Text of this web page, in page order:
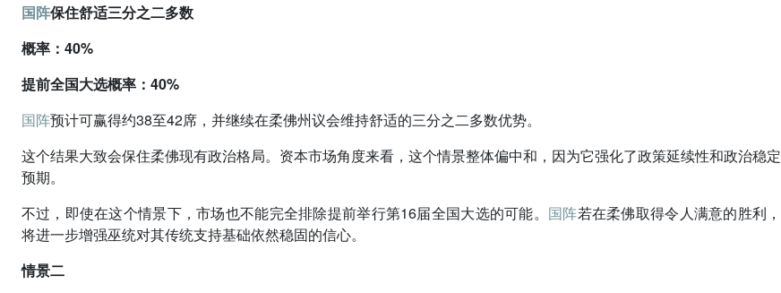
国阵保住舒适三分之二多数
概率：40%
提前全国大选概率：40%
国阵预计可赢得约38至42席，并继续在柔佛州议会维持舒适的三分之二多数优势。
这个结果大致会保住柔佛现有政治格局。资本市场角度来看，这个情景整体偏中和，因为它强化了政策延续性和政治稳定
预期。
不过，即使在这个情景下，市场也不能完全排除提前举行第16届全国大选的可能。 国阵若在柔佛取得令人满意的胜利，
将进一步增强巫统对其传统支持基础依然稳固的信心。
情景二